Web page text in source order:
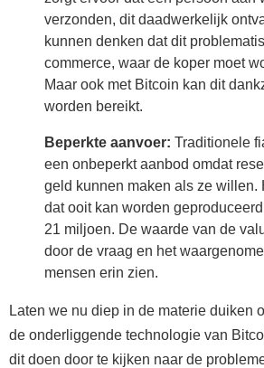
verzonden, dit daadwerkelijk
kunnen denken dat dit
commerce, waar de koper moet
Maar ook met Bitcoin kan dit
worden bereikt.
Beperkte aanvoer: Traditionele
een onbeperkt aanbod omdat
geld kunnen maken als ze willen.
dat ooit kan worden
21 miljoen. De waarde van de
door de vraag en het
mensen erin zien.
Laten we nu diep in de materie duiken
de onderliggende technologie van
dit doen door te kijken naar de